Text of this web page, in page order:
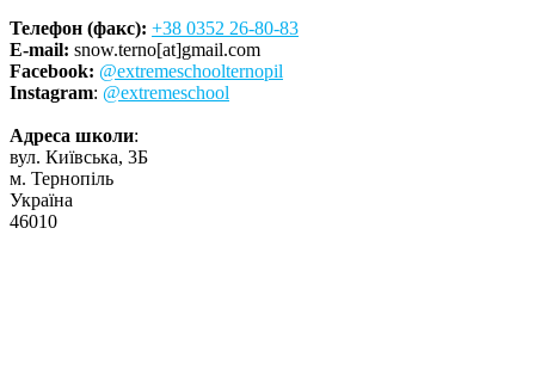
Телефон (факс): +38 0352 26-80-83
E-mail: snow.terno[at]gmail.com
Facebook: @extremeschoolternopil
Instagram: @extremeschool
Адреса школи:
вул. Київська, 3Б
м. Тернопіль
Україна
46010